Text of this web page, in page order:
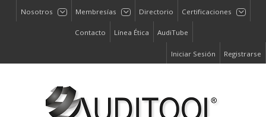
Nosotros Membresías Directorio Certificaciones
Contacto Línea Ética AudiTube
Iniciar Sesión Registrarse